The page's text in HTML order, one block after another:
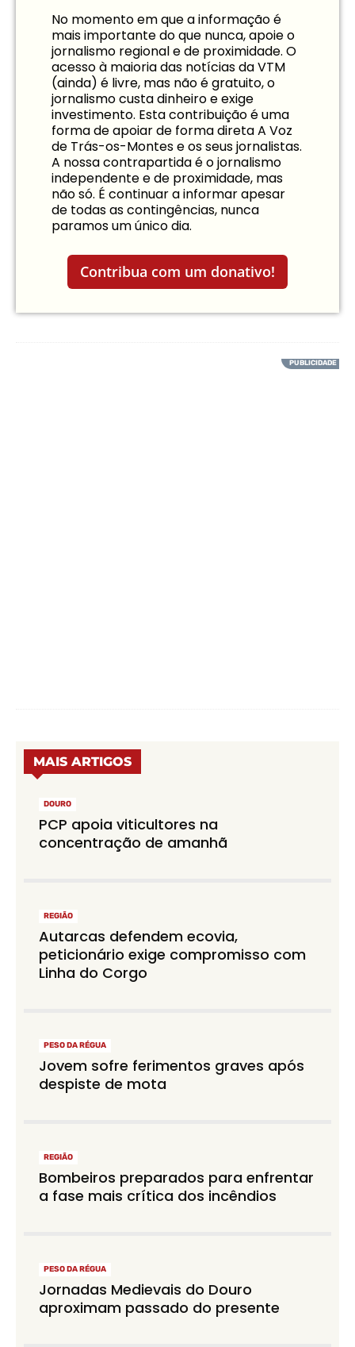
No momento em que a informação é
mais importante do que nunca, apoie o
jornalismo regional e de proximidade. O
acesso à maioria das notícias da VTM
(ainda) é livre, mas não é gratuito, o
jornalismo custa dinheiro e exige
investimento. Esta contribuição é uma
forma de apoiar de forma direta A Voz
de Trás-os-Montes e os seus jornalistas.
A nossa contrapartida é o jornalismo
independente e de proximidade, mas
não só. É continuar a informar apesar
de todas as contingências, nunca
paramos um único dia.
Contribua com um donativo!
MAIS ARTIGOS
DOURO
PCP apoia viticultores na
concentração de amanhã
REGIÃO
Autarcas defendem ecovia,
peticionário exige compromisso com
Linha do Corgo
PESO DA RÉGUA
Jovem sofre ferimentos graves após
despiste de mota
REGIÃO
Bombeiros preparados para enfrentar
a fase mais crítica dos incêndios
PESO DA RÉGUA
Jornadas Medievais do Douro
aproximam passado do presente